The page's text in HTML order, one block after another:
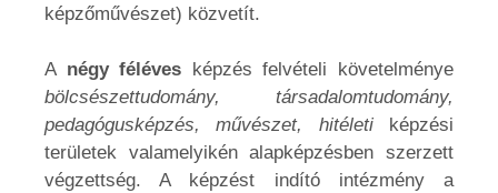
képzőművészet) közvetít.
A négy féléves képzés felvételi követelménye
bölcsészettudomány, társadalomtudomány,
pedagógusképzés, művészet, hitéleti
képzési
területek valamelyikén alapképzésben szerzett
végzettség. A képzést indító intézmény a